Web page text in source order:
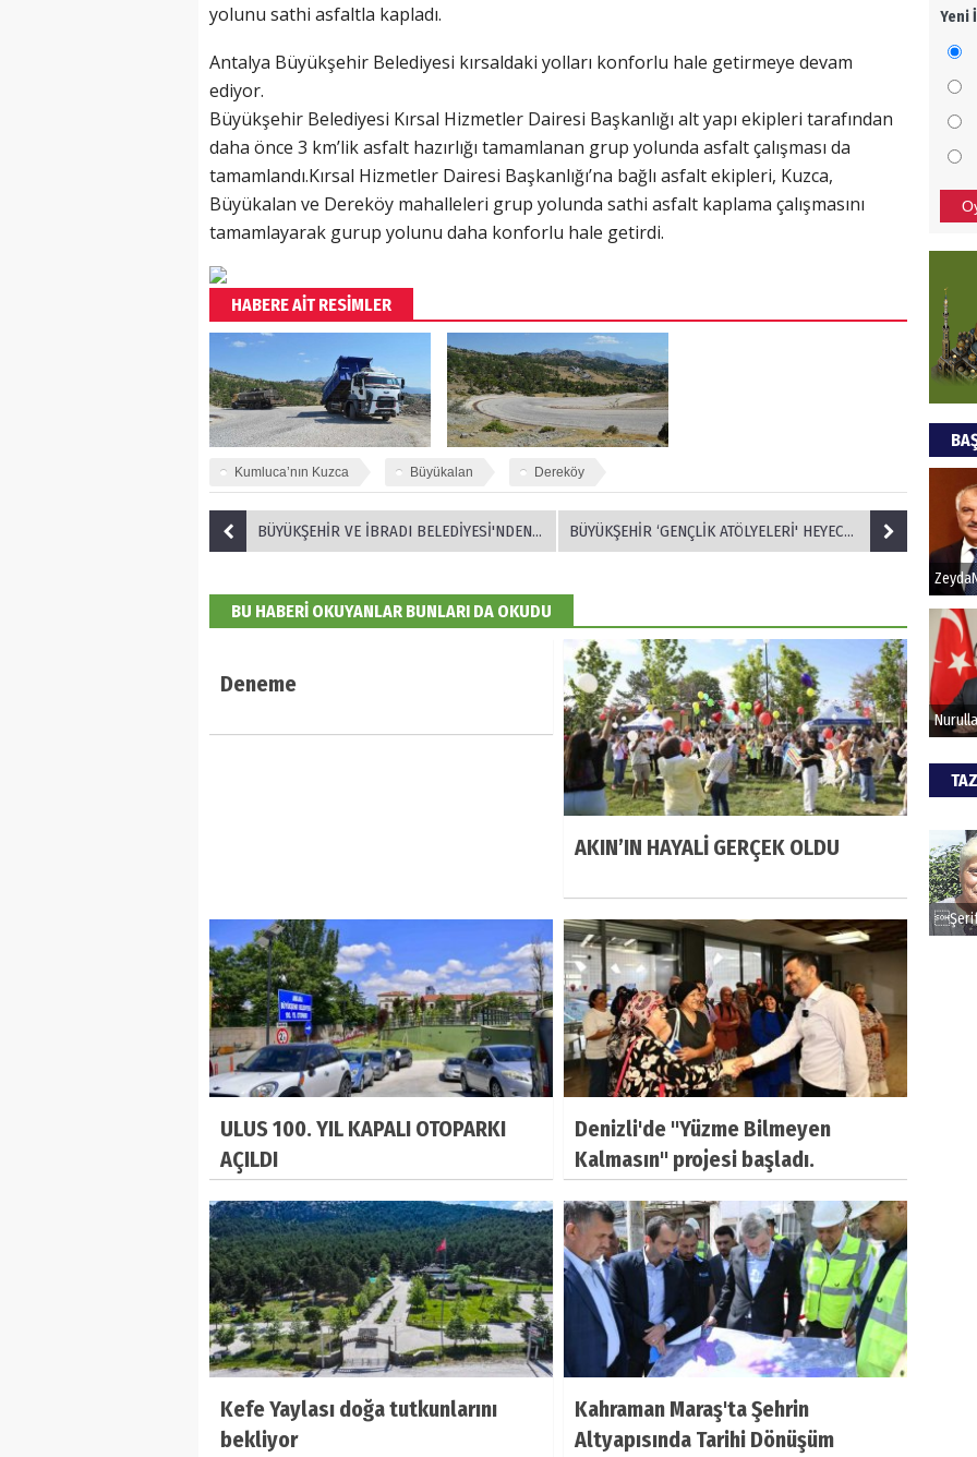
yolunu sathi asfaltla kapladı.
Antalya Büyükşehir Belediyesi kırsaldaki yolları konforlu hale getirmeye devam
ediyor.
Büyükşehir Belediyesi Kırsal Hizmetler Dairesi Başkanlığı alt yapı ekipleri tarafından
daha önce 3 km’lik asfalt hazırlığı tamamlanan grup yolunda asfalt çalışması da
tamamlandı.Kırsal Hizmetler Dairesi Başkanlığı’na bağlı asfalt ekipleri, Kuzca,
Büyükalan ve Dereköy mahalleleri grup yolunda sathi asfalt kaplama çalışmasını
tamamlayarak gurup yolunu daha konforlu hale getirdi.
HABERE AİT RESİMLER
Kumluca’nın Kuzca Büyükalan Dereköy
BÜYÜKŞEHİR VE İBRADI BELEDİYESİ'NDEN İŞBİRLİĞİ ÖRNEĞİ BÜYÜKŞEHİR ‘GENÇLİK ATÖLYELERİ' HEYECANI SÜRÜYOR.
BU HABERİ OKUYANLAR BUNLARI DA OKUDU
Deneme
AKIN’IN HAYALİ GERÇEK OLDU
ULUS 100. YIL KAPALI OTOPARKI
AÇILDI
Denizli'de "Yüzme Bilmeyen
Kalmasın" projesi başladı.
Kefe Yaylası doğa tutkunlarını
bekliyor
Kahraman Maraş'ta Şehrin
Altyapısında Tarihi Dönüşüm
Bu
Yeni